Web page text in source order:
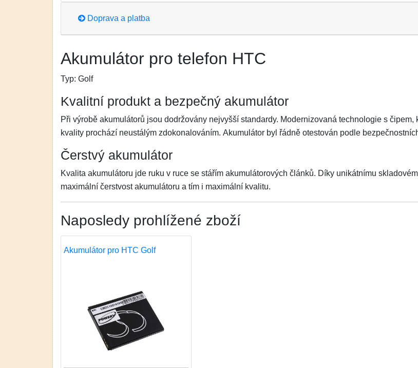
Doprava a platba
Akumulátor pro telefon HTC
Typ: Golf
Kvalitní produkt a bezpečný akumulátor
Při výrobě akumulátorů jsou dodržovány nejvyšší standardy. Modernizovaná technologie s
kvality prochází neustálým zdokonalováním. Akumulátor byl řádně otestován podle
Čerstvý akumulátor
Kvalita akumulátoru jde ruku v ruce se stářím akumulátorových článků. Díky unikátnímu
maximální čerstvost akumulátoru a tím i maximální kvalitu.
Naposledy prohlížené zboží
Akumulátor pro HTC Golf